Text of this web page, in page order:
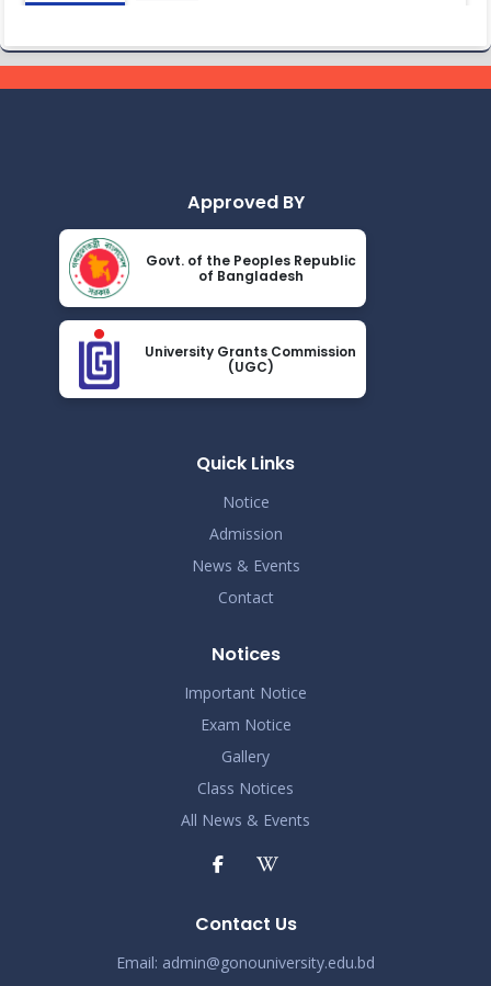
2024
ধূমপান, পান সেবন করা ও মাদক সেবন করা সম্পূর্ণ নিষিদ্ধ।
Nov 19
2024
আন্তর্জাতিক মাতৃভাষা দিবস ও শহীদ দিবস পালন প্রসঙ্গে বিজ্ঞপ্তি
Read More
Nov 19
2024
এপ্রিল ২০২৩ সেমিস্টারের ফাইনাল পরীক্ষার (অনুষ্ঠিতব্য অক্টোবর ২০২৩)
বিজ্ঞপ্তি
Approved BY
Govt. of the Peoples Republic
of Bangladesh
University Grants Commission
(UGC)
Quick Links
Notice
Admission
News & Events
Contact
Notices
Important Notice
Exam Notice
Gallery
Class Notices
All News & Events
Contact Us
Email: admin@gonouniversity.edu.bd